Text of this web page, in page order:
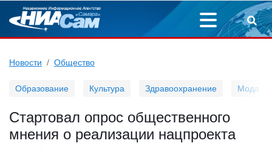
Новости Общество
Образование Культура Здравоохранение Мода
Стартовал опрос общественного
мнения о реализации нацпроекта